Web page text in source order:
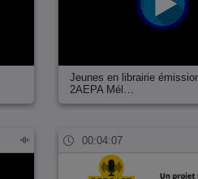
Jeunes en librairie
2AEPA Mél…
00:04:07